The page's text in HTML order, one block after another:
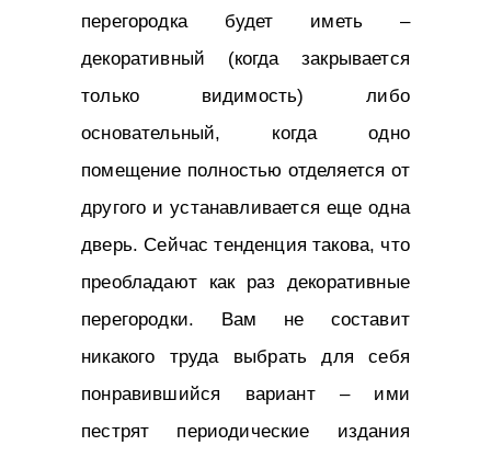
перегородка будет иметь –
декоративный (когда закрывается
только видимость) либо
основательный, когда одно
помещение полностью отделяется от
другого и устанавливается еще одна
дверь. Сейчас тенденция такова, что
преобладают как раз декоративные
перегородки. Вам не составит
никакого труда выбрать для себя
понравившийся вариант – ими
пестрят периодические издания